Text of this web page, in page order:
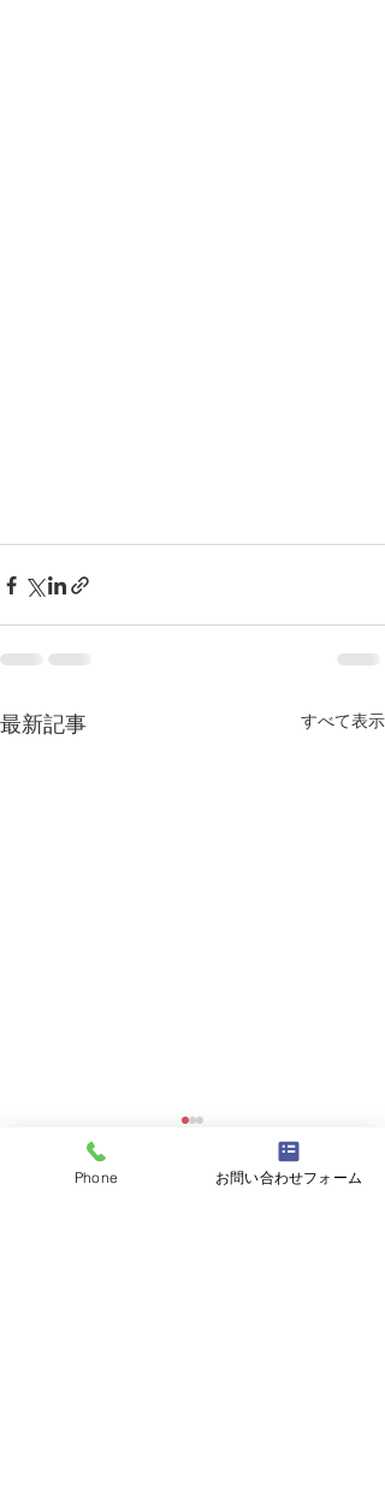
最新記事 すべて表示
Phone お問い合わせフォーム